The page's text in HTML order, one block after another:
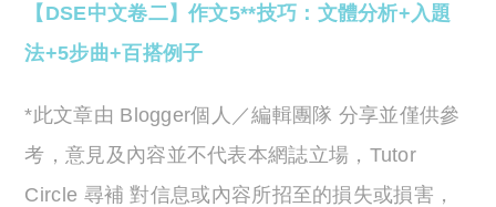
【DSE中文卷二】作文5**技巧：文體分析+入題
法+5步曲+百搭例子
*此文章由 Blogger個人／編輯團隊 分享並僅供參
考，意見及內容並不代表本網誌立場，Tutor
Circle 尋補 對信息或內容所招至的損失或損害，